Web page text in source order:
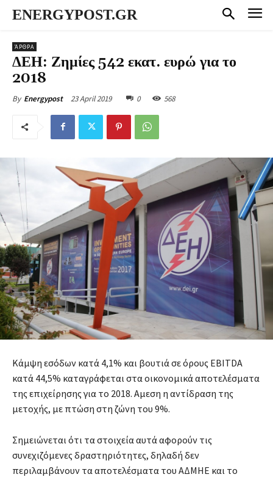
ENERGYPOST.GR
ΆΡΘΡΑ
ΔΕΗ: Ζημίες 542 εκατ. ευρώ για το
2018
By Energypost 23 April 2019 0 568
Κάμψη εσόδων κατά 4,1% και βουτιά σε όρους EBITDA
κατά 44,5% καταγράφεται στα οικονομικά αποτελέσματα
της επιχείρησης για το 2018. Αμεση η αντίδραση της
μετοχής, με πτώση στη ζώνη του 9%.
Σημειώνεται ότι τα στοιχεία αυτά αφορούν τις
συνεχιζόμενες δραστηριότητες, δηλαδή δεν
περιλαμβάνουν τα αποτελέσματα του ΑΔΜΗΕ και το